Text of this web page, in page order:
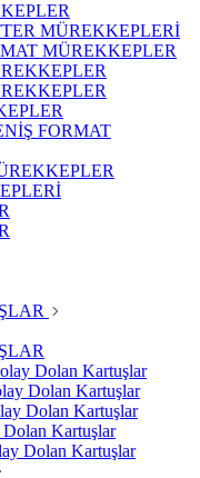
MÜREKKEPLERİ
MÜREKKEPLER
FORMAT
Dolan Kartuşlar
Dolan Kartuşlar
Dolan Kartuşlar
Kartuşlar
Dolan Kartuşlar